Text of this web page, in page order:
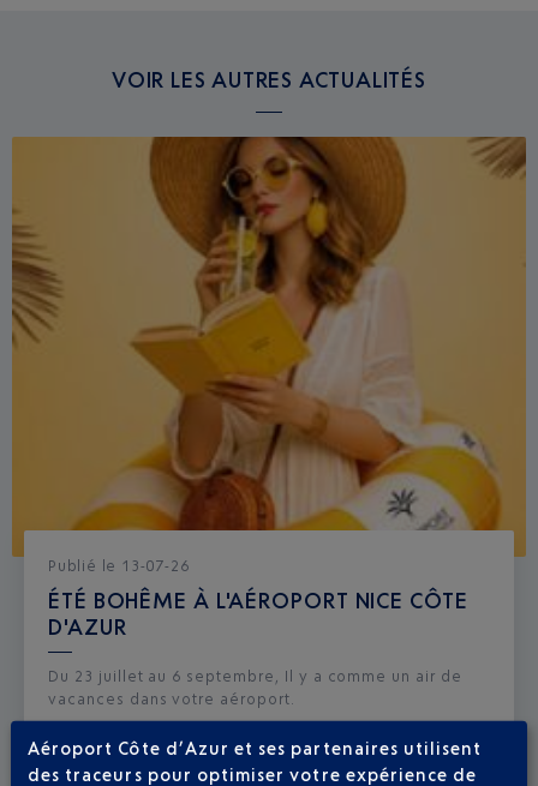
VOIR LES AUTRES ACTUALITÉS
Publié le 13-07-26
ÉTÉ BOHÊME À L'AÉROPORT NICE CÔTE
D'AZUR
Du 23 juillet au 6 septembre, Il y a comme un air de
vacances dans votre aéroport.
Aéroport Côte d’Azur et ses partenaires utilisent
des traceurs pour optimiser votre expérience de